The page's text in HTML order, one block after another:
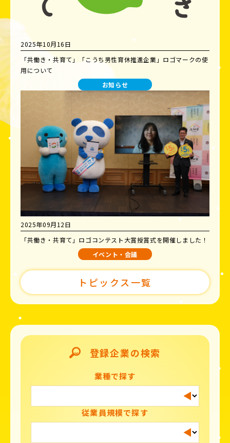
2025年10月16日
「共働き・共育て」「こうち男性育休推進企業」ロゴマークの使
用について
お知らせ
2025年09月12日
「共働き・共育て」ロゴコンテスト大賞授賞式を開催しました！
イベント・会議
トピックス一覧
登録企業の検索
業種で探す
従業員規模で探す